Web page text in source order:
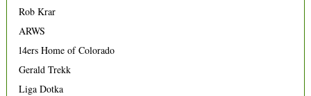
Rob Krar
ARWS
14ers Home of Colorado
Gerald Trekk
Liga Dotka